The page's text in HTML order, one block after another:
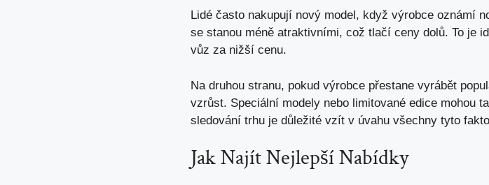
Lidé často nakupují nový model, když výrobce oznámí
se stanou méně atraktivními, což tlačí ceny dolů. To je
vůz za nižší cenu.
Na druhou stranu, pokud výrobce přestane vyrábět
vzrůst. Speciální modely nebo limitované edice mohou
sledování trhu je důležité vzít v úvahu všechny tyto
Jak Najít Nejlepší Nabídky